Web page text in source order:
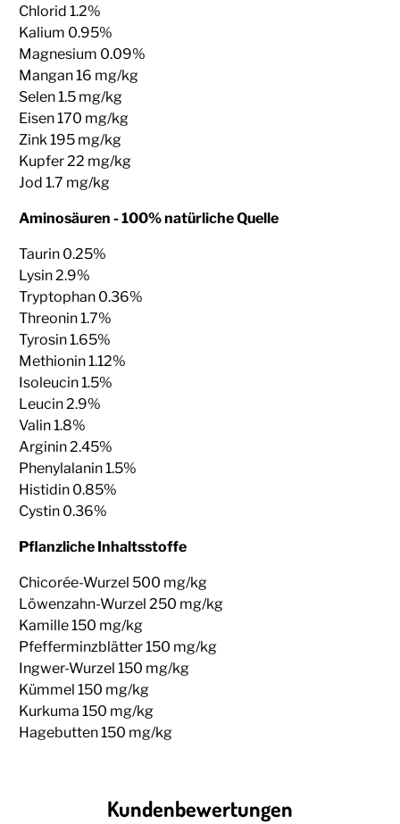
Chlorid 1.2%
Kalium 0.95%
Magnesium 0.09%
Mangan 16 mg/kg
Selen 1.5 mg/kg
Eisen 170 mg/kg
Zink 195 mg/kg
Kupfer 22 mg/kg
Jod 1.7 mg/kg
Aminosäuren - 100% natürliche Quelle
Taurin 0.25%
Lysin 2.9%
Tryptophan 0.36%
Threonin 1.7%
Tyrosin 1.65%
Methionin 1.12%
Isoleucin 1.5%
Leucin 2.9%
Valin 1.8%
Arginin 2.45%
Phenylalanin 1.5%
Histidin 0.85%
Cystin 0.36%
Pflanzliche Inhaltsstoffe
Chicorée-Wurzel 500 mg/kg
Löwenzahn-Wurzel 250 mg/kg
Kamille 150 mg/kg
Pfefferminzblätter 150 mg/kg
Ingwer-Wurzel 150 mg/kg
Kümmel 150 mg/kg
Kurkuma 150 mg/kg
Hagebutten 150 mg/kg
Kundenbewertungen